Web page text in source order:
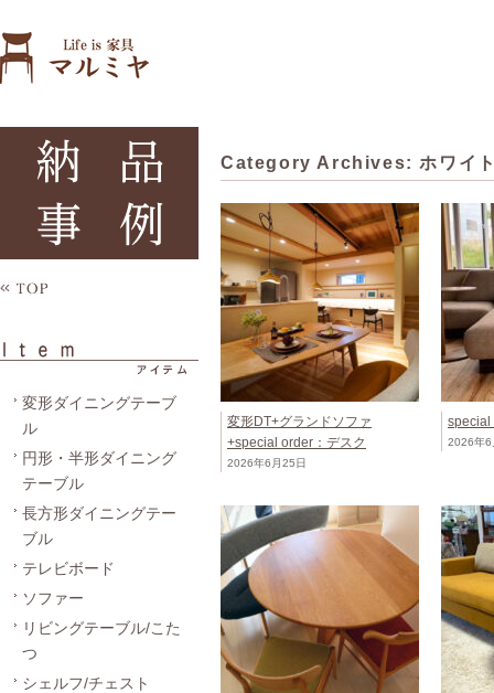
変形ダイニングテーブ
ル
円形・半形ダイニング
テーブル
長方形ダイニングテー
ブル
テレビボード
ソファー
リビングテーブル/こた
つ
シェルフ/チェスト
Category Archives:ホワイ
変形DT+グランドソファ
+special order：デスク
2026年6月25日
special
2026年6